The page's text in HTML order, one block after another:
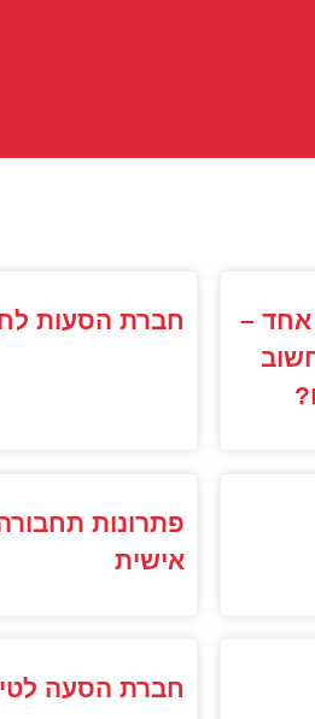
אחד –
חברת הסעות
פתרונות
אישית
חברת הסעה